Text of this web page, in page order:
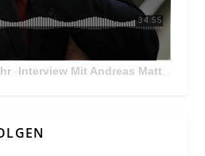
· Interview Mit Andreas Matthä, CEO der ÖBB Holding